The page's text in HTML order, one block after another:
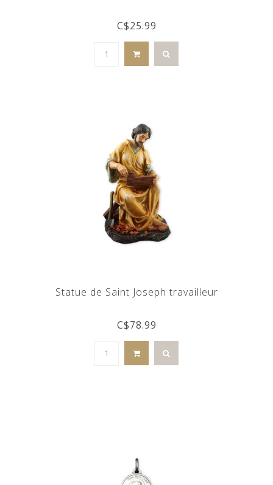
C$25.99
Statue de Saint Joseph travailleur
C$78.99